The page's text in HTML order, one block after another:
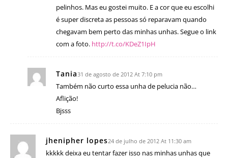
pelinhos. Mas eu gostei muito. E a cor que eu escolhi
é super discreta as pessoas só reparavam quando
chegavam bem perto das minhas unhas. Segue o link
com a foto. http://t.co/KDeZ1IpH
Tania 31 de agosto de 2012 At 7:10 pm
Também não curto essa unha de pelucia não…
Aflição!
Bjsss
jhenipher lopes24 de julho de 2012 At 11:30 am
kkkkk deixa eu tentar fazer isso nas minhas unhas que